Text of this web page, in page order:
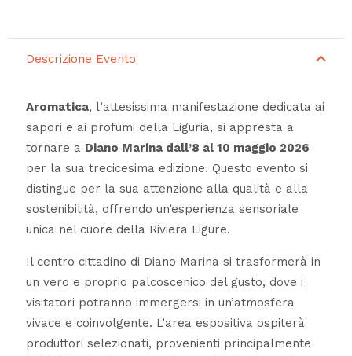
Descrizione Evento
Aromatica, l’attesissima manifestazione dedicata ai
sapori e ai profumi della Liguria, si appresta a
tornare a Diano Marina dall’8 al 10 maggio 2026
per la sua trecicesima edizione. Questo evento si
distingue per la sua attenzione alla qualità e alla
sostenibilità, offrendo un’esperienza sensoriale
unica nel cuore della Riviera Ligure.
Il centro cittadino di Diano Marina si trasformerà in
un vero e proprio palcoscenico del gusto, dove i
visitatori potranno immergersi in un’atmosfera
vivace e coinvolgente. L’area espositiva ospiterà
produttori selezionati, provenienti principalmente